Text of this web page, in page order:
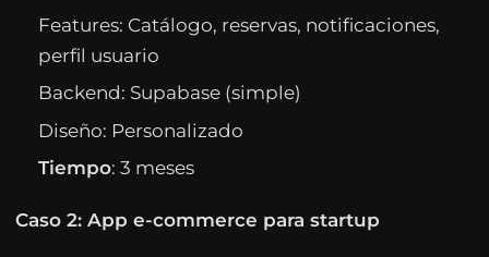
Features: Catálogo, reservas, notificaciones,
perfil usuario
Backend: Supabase (simple)
Diseño: Personalizado
Tiempo: 3 meses
Caso 2: App e-commerce para startup